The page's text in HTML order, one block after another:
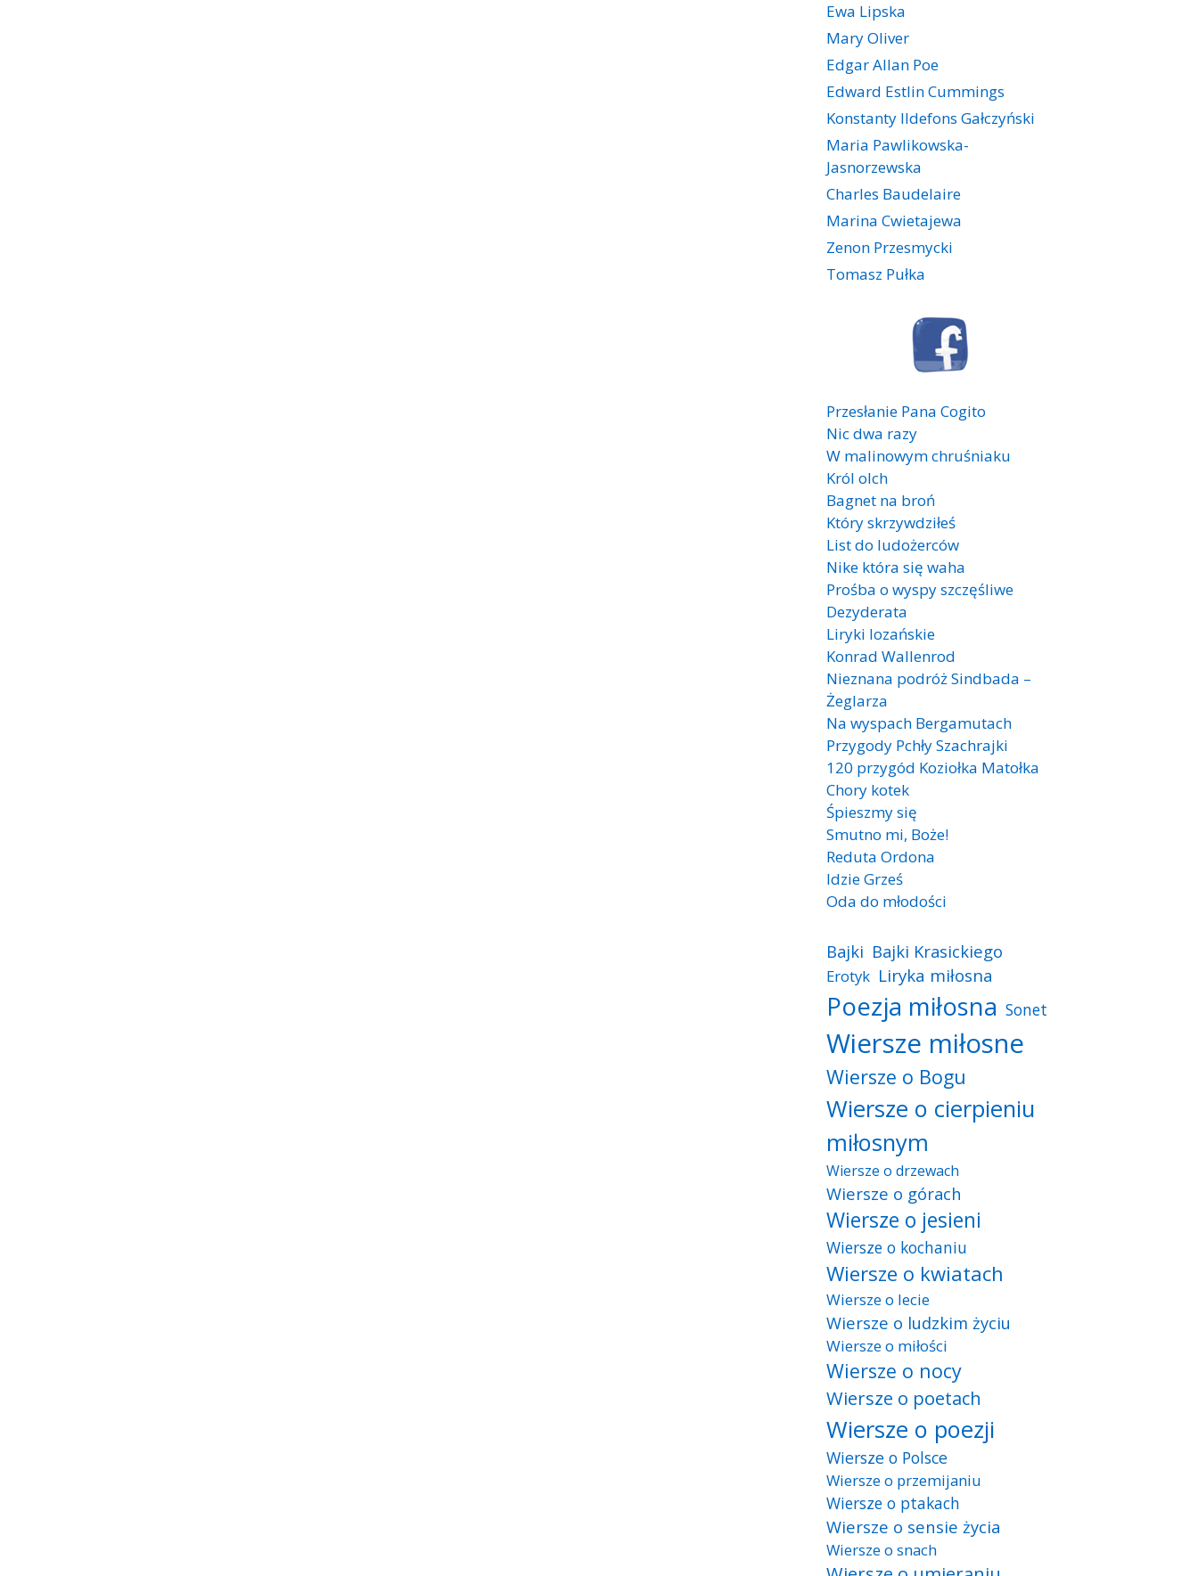
Ewa Lipska
Mary Oliver
Edgar Allan Poe
Edward Estlin Cummings
Konstanty Ildefons Gałczyński
Maria Pawlikowska-
Jasnorzewska
Charles Baudelaire
Marina Cwietajewa
Zenon Przesmycki
Tomasz Pułka
Przesłanie Pana Cogito
Nic dwa razy
W malinowym chruśniaku
Król olch
Bagnet na broń
Który skrzywdziłeś
List do ludożerców
Nike która się waha
Prośba o wyspy szczęśliwe
Dezyderata
Liryki lozańskie
Konrad Wallenrod
Nieznana podróż Sindbada –
Żeglarza
Na wyspach Bergamutach
Przygody Pchły Szachrajki
120 przygód Koziołka Matołka
Chory kotek
Śpieszmy się
Smutno mi, Boże!
Reduta Ordona
Idzie Grześ
Oda do młodości
Bajki Bajki Krasickiego
Erotyk Liryka miłosna
Poezja miłosna Sonet
Wiersze miłosne
Wiersze o Bogu
Wiersze o cierpieniu
miłosnym
Wiersze o drzewach
Wiersze o górach
Wiersze o jesieni
Wiersze o kochaniu
Wiersze o kwiatach
Wiersze o lecie
Wiersze o ludzkim życiu
Wiersze o miłości
Wiersze o nocy
Wiersze o poetach
Wiersze o poezji
Wiersze o Polsce
Wiersze o przemijaniu
Wiersze o ptakach
Wiersze o sensie życia
Wiersze o snach